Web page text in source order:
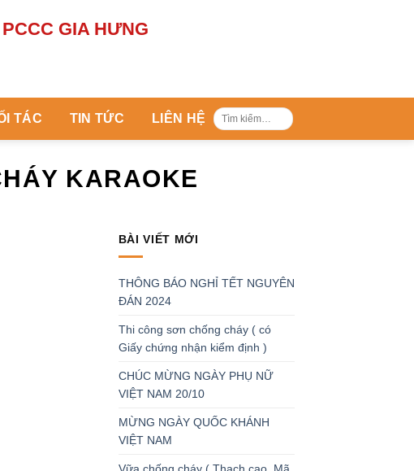
TIN TỨC LIÊN HỆ
Tìm
KARAOKE
BÀI VIẾT MỚI
THÔNG BÁO NGHỈ TẾT NGUYÊN
ĐÁN 2024
Thi công sơn chống cháy ( có
Giấy chứng nhận kiểm định )
CHÚC MỪNG NGÀY PHỤ NỮ
VIỆT NAM 20/10
MỪNG NGÀY QUỐC KHÁNH
VIỆT NAM